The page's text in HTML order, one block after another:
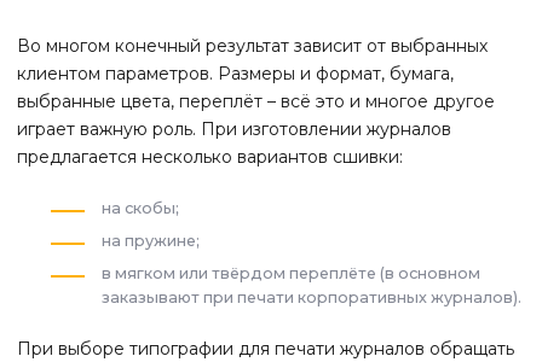
Во многом конечный результат зависит от выбранных
клиентом параметров. Размеры и формат, бумага,
выбранные цвета, переплёт – всё это и многое другое
играет важную роль. При изготовлении журналов
предлагается несколько вариантов сшивки:
на скобы;
на пружине;
в мягком или твёрдом переплёте (в основном
заказывают при печати корпоративных журналов).
При выборе типографии для печати журналов обращать